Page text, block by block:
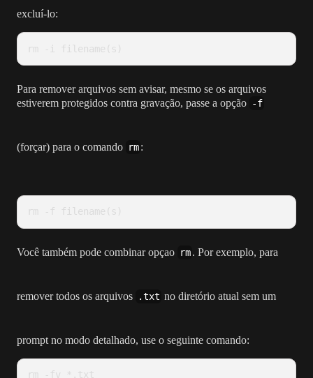
excluí-lo:
rm -i filename(s)
Para remover arquivos sem avisar, mesmo se os arquivos
estiverem protegidos contra gravação, passe a opção -f
(forçar) para o comando rm :
rm -f filename(s)
Você também pode combinar opçao rm . Por exemplo, para
remover todos os arquivos .txt no diretório atual sem um
prompt no modo detalhado, use o seguinte comando:
rm -fv *.txt